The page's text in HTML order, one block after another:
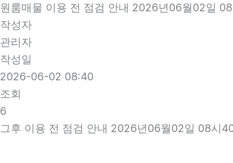
원룸매물 이용 전 점검 안내 2026년06월02일
작성자
관리자
작성일
2026-06-02 08:40
조회
6
그후 이용 전 점검 안내 2026년06월02일 08시